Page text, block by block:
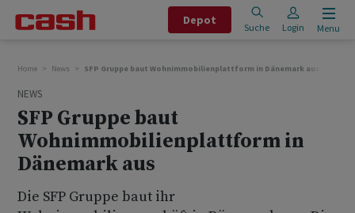
Depot
Suche Login Menu
Home News SFP Gruppe baut Wohnimmobilienplattform in Dänemark aus
NEWS
SFP Gruppe baut
Wohnimmobilienplattform in
Dänemark aus
Die SFP Gruppe baut ihr